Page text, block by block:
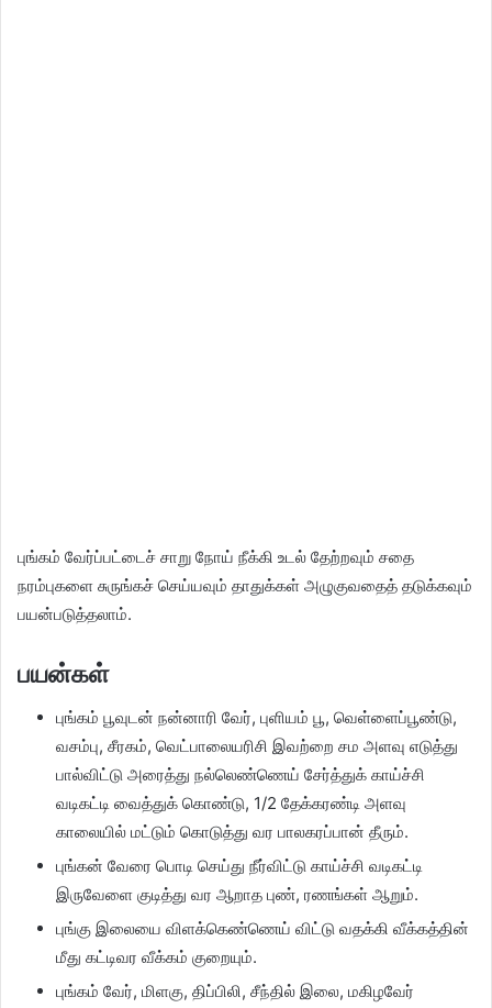
புங்கம் வேர்ப்பட்டைச் சாறு நோய் நீக்கி உடல் தேற்றவும் சதை
நரம்புகளை சுருங்கச் செய்யவும் தாதுக்கள் அழுகுவதைத் தடுக்கவும்
பயன்படுத்தலாம்.
பயன்கள்
புங்கம் பூவுடன் நன்னாரி வேர், புளியம் பூ, வெள்ளைப்பூண்டு,
வசம்பு, சீரகம், வெட்பாலையரிசி இவற்றை சம அளவு எடுத்து
பால்விட்டு அரைத்து நல்லெண்ணெய் சேர்த்துக் காய்ச்சி
வடிகட்டி வைத்துக் கொண்டு, 1/2 தேக்கரண்டி அளவு
காலையில் மட்டும் கொடுத்து வர பாலகரப்பான் தீரும்.
புங்கன் வேரை பொடி செய்து நீர்விட்டு காய்ச்சி வடிகட்டி
இருவேளை குடித்து வர ஆறாத புண், ரணங்கள் ஆறும்.
புங்கு இலையை விளக்கெண்ணெய் விட்டு வதக்கி வீக்கத்தின்
மீது கட்டிவர வீக்கம் குறையும்.
புங்கம் வேர், மிளகு, திப்பிலி, சீந்தில் இலை, மகிழவேர்